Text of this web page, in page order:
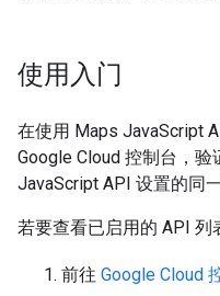
使用入门
在使用 Maps JavaScript
Google Cloud 控制台，
JavaScript API 设置的同
若要查看已启用的 API 列
前往 Google Cloud